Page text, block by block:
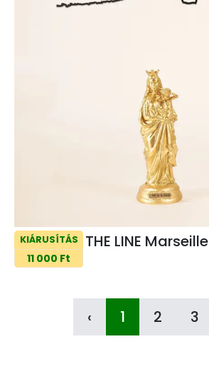
KIÁRUSÍTÁS
11 000 Ft
THE LINE Marseille
‹ 1 2 3